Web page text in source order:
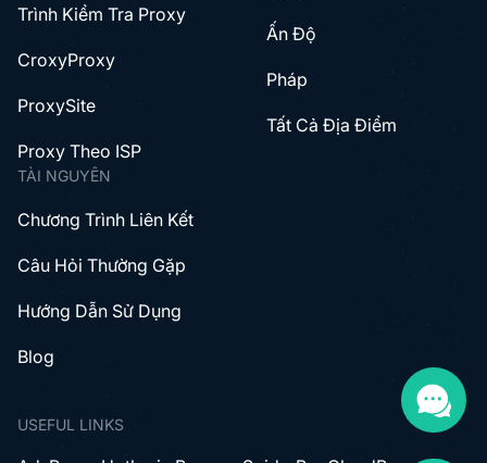
Trình Kiểm Tra Proxy
CroxyProxy
ProxySite
Proxy Theo ISP
Ấn Độ
Pháp
Tất Cả Địa Điểm
TÀI NGUYÊN
Chương Trình Liên Kết
Câu Hỏi Thường Gặp
Hướng Dẫn Sử Dụng
Blog
USEFUL LINKS